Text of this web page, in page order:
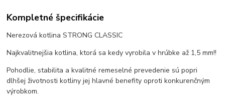
Kompletné špecifikácie
Nerezová kotlina STRONG CLASSIC
Najkvalitnejšia kotlina, ktorá sa kedy vyrobila v hrúbke až 1,5 mm!!
Pohodlie, stabilita a kvalitné remeselné prevedenie sú popri
dlhšej životnosti kotliny jej hlavné benefity oproti konkurenčným
výrobkom.